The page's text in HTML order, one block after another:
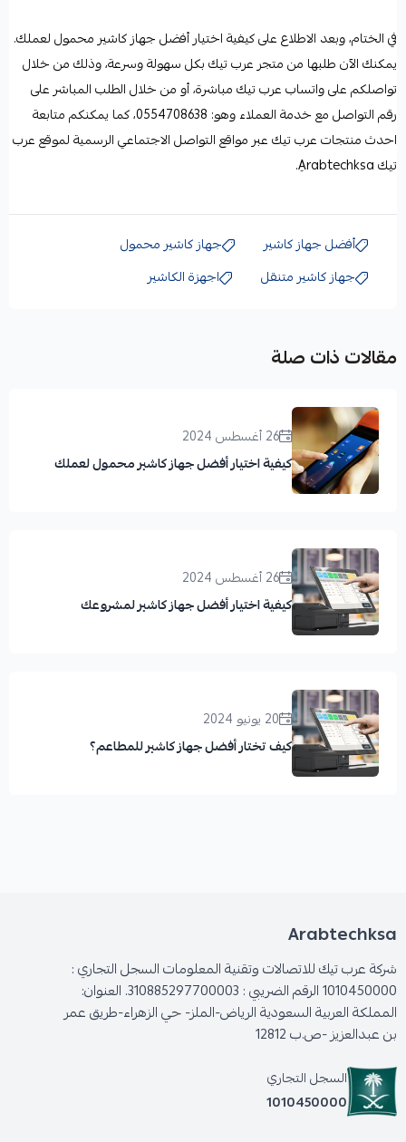
في الختام، وبعد الاطلاع على كيفية اختيار أفضل جهاز كاشير محمول لعملك.
يمكنك الآن طلبها منمتجر عرب تيكبكل سهولة وسرعة، وذلك من خلال
تواصلكم علىواتساب عرب تيكمباشرة، أو من خلال الطلب المباشر على
رقم التواصل مع خدمة العملاء وهو: 0554708638، كما يمكنكم متابعة
احدث منتجات عرب تيك عبر مواقع التواصل الاجتماعي الرسمية لموقع عرب
تيكAِrabtechksa.
أفضل جهاز كاشير
جهاز كاشير محمول
جهاز كاشير متنقل
اجهزة الكاشير
مقالات ذات صلة
26 أغسطس 2024
كيفية اختيار أفضل جهاز كاشير محمول لعملك
26 أغسطس 2024
كيفية اختيار أفضل جهاز كاشير لمشروعك
20 يونيو 2024
كيف تختار أفضل جهاز كاشير للمطاعم؟
Arabtechksa
شركة عرب تيك للاتصالات وتقنية المعلومات السجل التجاري :
1010450000 الرقم الضريبي : 310885297700003. العنوان:
المملكة العربية السعودية الرياض-الملز- حي الزهراء-طريق عمر
بن عبدالعزيز -ص.ب 12812
السجل التجاري
1010450000